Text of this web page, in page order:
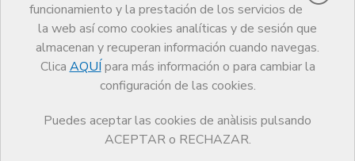
funcionamiento y la prestación de los servicios de
la web así como cookies analíticas y de sesión que
almacenan y recuperan información cuando navegas.
Clica AQUÍ para más información o para cambiar la
configuración de las cookies.
Puedes aceptar las cookies de anàlisis pulsando
ACEPTAR o RECHAZAR.
Premios
El CoMB Guardonat Edició 2017
Guardonat Edició 2017